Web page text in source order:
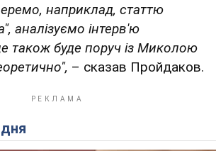
наприклад, статтю
аналізуємо інтерв'ю
також буде поруч із Миколою
– сказав Пройдаков.
дня